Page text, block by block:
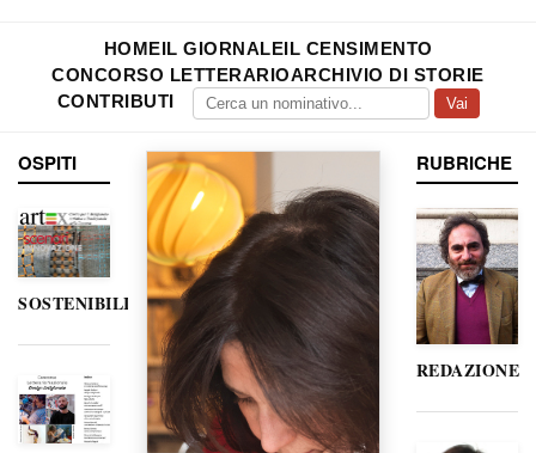
HOMEIL GIORNALEIL CENSIMENTO
CONCORSO LETTERARIOARCHIVIO DI STORIE
CONTRIBUTI
Vai
OSPITI
SOSTENIBILITÀ
RUBRICHE
REDAZIONE